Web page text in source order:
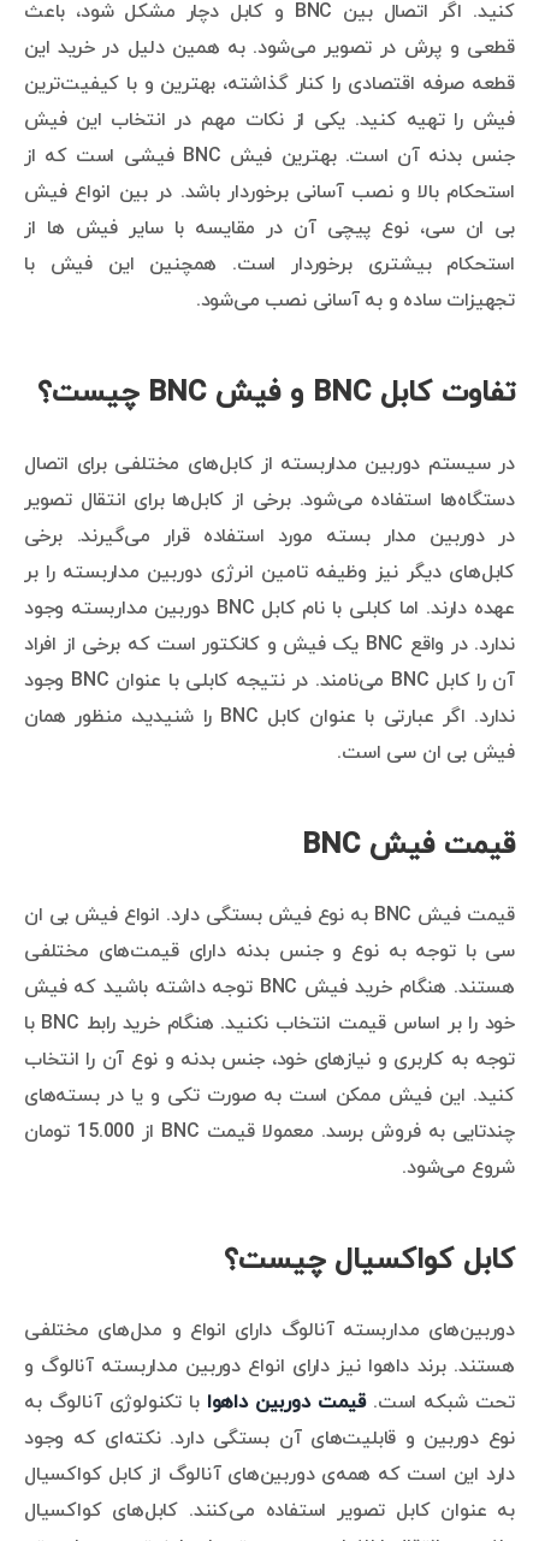
کنید. اگر اتصال بین BNC و کابل دچار مشکل شود، باعث
قطعی و پرش در تصویر می‌شود. به همین دلیل در خرید این
قطعه صرفه اقتصادی را کنار گذاشته، بهترین و با کیفیت‌ترین
فیش را تهیه کنید. یکی از نکات مهم در انتخاب این فیش
جنس بدنه آن است. بهترین فیش BNC فیشی است که از
استحکام بالا و نصب آسانی برخوردار باشد. در بین انواع فیش
بی ان سی، نوع پیچی آن در مقایسه با سایر فیش ها از
استحکام بیشتری برخوردار است. همچنین این فیش با
تجهیزات ساده و به آسانی نصب می‌شود.
تفاوت کابل BNC و فیش BNC چیست؟
در سیستم دوربین مداربسته از کابل‌های مختلفی برای اتصال
دستگاه‌ها استفاده می‌شود. برخی از کابل‌ها برای انتقال تصویر
در دوربین مدار بسته مورد استفاده قرار می‌گیرند. برخی
کابل‌های دیگر نیز وظیفه تامین انرژی دوربین مداربسته را بر
عهده دارند. اما کابلی با نام کابل BNC دوربین مداربسته وجود
ندارد. در واقع BNC یک فیش و کانکتور است که برخی از افراد
آن را کابل BNC می‌نامند. در نتیجه کابلی با عنوان BNC وجود
ندارد. اگر عبارتی با عنوان کابل BNC را شنیدید، منظور همان
فیش بی ان سی است.
قیمت فیش BNC
قیمت فیش BNC به نوع فیش بستگی دارد. انواع فیش بی ان
سی با توجه به نوع و جنس بدنه دارای قیمت‌های مختلفی
هستند. هنگام خرید فیش BNC توجه داشته باشید که فیش
خود را بر اساس قیمت انتخاب نکنید. هنگام خرید رابط BNC با
توجه به کاربری و نیازهای خود، جنس بدنه و نوع آن را انتخاب
کنید. این فیش ممکن است به صورت تکی و یا در بسته‌های
چندتایی به فروش برسد. معمولا قیمت BNC از 15.000 تومان
شروع می‌شود.
کابل کواکسیال چیست؟
دوربین‌های مداربسته آنالوگ دارای انواع و مدل‌های مختلفی
هستند. برند داهوا نیز دارای انواع دوربین مداربسته آنالوگ و
تحت شبکه است.قیمت دوربین داهوا با تکنولوژی آنالوگ به
نوع دوربین و قابلیت‌های آن بستگی دارد. نکته‌ای که وجود
دارد این است که همه‌ی دوربین‌های آنالوگ از کابل کواکسیال
به عنوان کابل تصویر استفاده می‌کنند. کابل‌های کواکسیال